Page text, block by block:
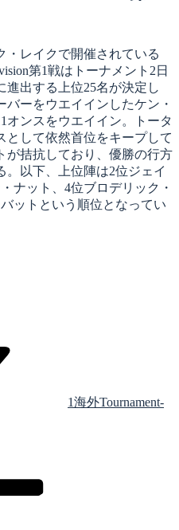
レイクで開催されている
第1戦はトーナメント2日
出する上位25名が決定し
ーをウエイインしたケン・
オンスをウエイイン。トータ
として依然首位をキープして
が拮抗しており、優勝の行方
。以下、上位陣は2位ジェイ
ナット、4位ブロデリック・
ットという順位となってい
1海外Tournament-